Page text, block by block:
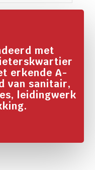
met
erkende A-
van sanitair,
leidingwerk